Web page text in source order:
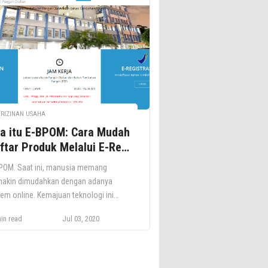
(SKDP). Apa Itu Surat Izin
Domisili Usaha (SKDP)? SKDP
Surat Keterangan Domisili
atau Surat Izin Tempat […]
USAHA
itu E-BPOM: Cara Mudah
Produk Melalui E-Reg
Saat ini, manusia memang
dimudahkan dengan adanya
online. Kemajuan teknologi ini
layanan publik. E-BPOM
read Jul 03, 2020